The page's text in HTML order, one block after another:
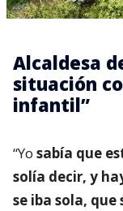
Alcaldesa
situación
infantil”
“Yo sabía que
solía decir, y
se iba sola, que